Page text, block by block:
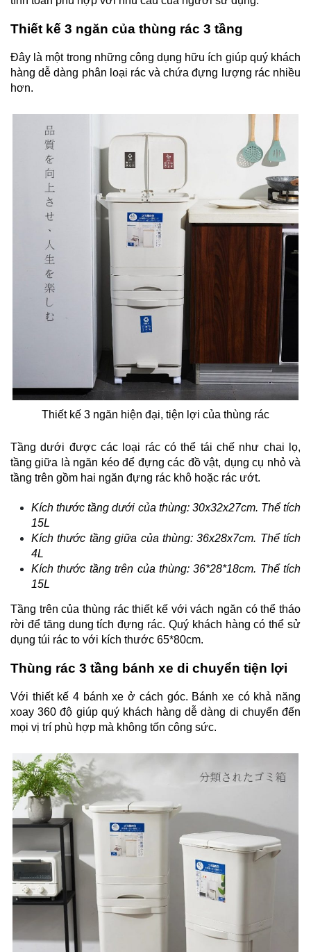
Thiết kế 3 ngăn của thùng rác 3 tầng
Đây là một trong những công dụng hữu ích giúp quý khách
hàng dễ dàng phân loại rác và chứa đựng lượng rác nhiều
hơn.
Thiết kế 3 ngăn hiện đại, tiện lợi của thùng rác
Tầng dưới được các loại rác có thể tái chế như chai lọ,
tầng giữa là ngăn kéo để đựng các đồ vật, dụng cụ nhỏ và
tầng trên gồm hai ngăn đựng rác khô hoặc rác ướt.
Kích thước tầng dưới của thùng: 30x32x27cm. Thể tích
15L
Kích thước tầng giữa của thùng: 36x28x7cm. Thể tích
4L
Kích thước tầng trên của thùng: 36*28*18cm. Thể tích
15L
Tầng trên của thùng rác thiết kế với vách ngăn có thể tháo
rời để tăng dung tích đựng rác. Quý khách hàng có thể sử
dụng túi rác to với kích thước 65*80cm.
Thùng rác 3 tầng bánh xe di chuyển tiện lợi
Với thiết kế 4 bánh xe ở cách góc. Bánh xe có khả năng
xoay 360 độ giúp quý khách hàng dễ dàng di chuyển đến
mọi vị trí phù hợp mà không tốn công sức.